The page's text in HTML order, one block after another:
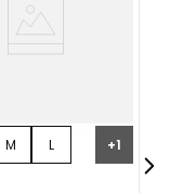
L
M +1